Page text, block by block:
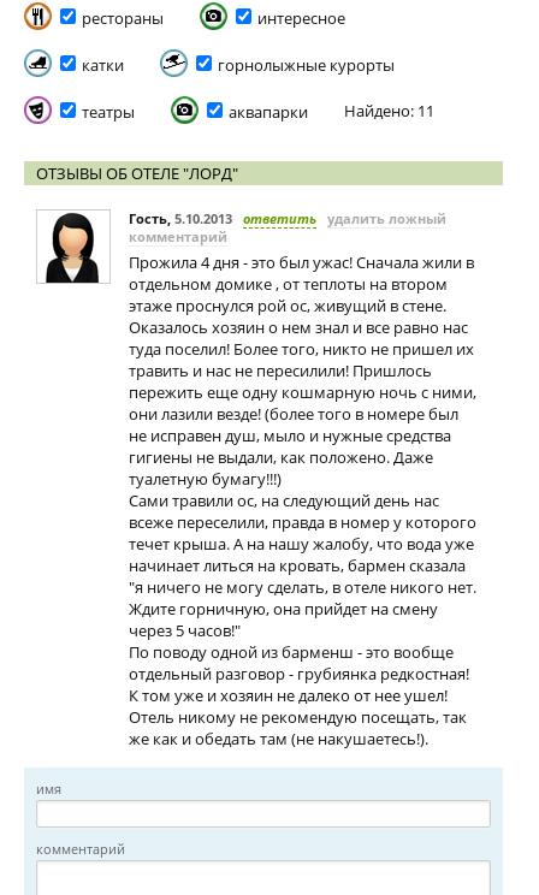
рестораны интересное
катки горнолыжные курорты
театры аквапарки Найдено: 11
ОТЗЫВЫ ОБ ОТЕЛЕ "ЛОРД"
Гость, 5.10.2013 ответить удалить ложный
комментарий
Прожила 4 дня - это был ужас! Сначала жили в
отдельном домике , от теплоты на втором
этаже проснулся рой ос, живущий в стене.
Оказалось хозяин о нем знал и все равно нас
туда поселил! Более того, никто не пришел их
травить и нас не пересилили! Пришлось
пережить еще одну кошмарную ночь с ними,
они лазили везде! (более того в номере был
не исправен душ, мыло и нужные средства
гигиены не выдали, как положено. Даже
туалетную бумагу!!!)
Сами травили ос, на следующий день нас
всеже переселили, правда в номер у которого
течет крыша. А на нашу жалобу, что вода уже
начинает литься на кровать, бармен сказала
"я ничего не могу сделать, в отеле никого нет.
Ждите горничную, она прийдет на смену
через 5 часов!"
По поводу одной из барменш - это вообще
отдельный разговор - грубиянка редкостная!
К том уже и хозяин не далеко от нее ушел!
Отель никому не рекомендую посещать, так
же как и обедать там (не накушаетесь!).
имя
комментарий